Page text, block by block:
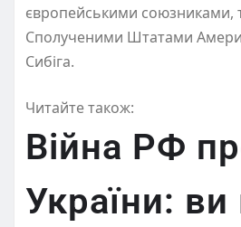
європейськими союзниками,
Сполученими Штатами
Сибіга.
Читайте також:
Війна РФ
України: